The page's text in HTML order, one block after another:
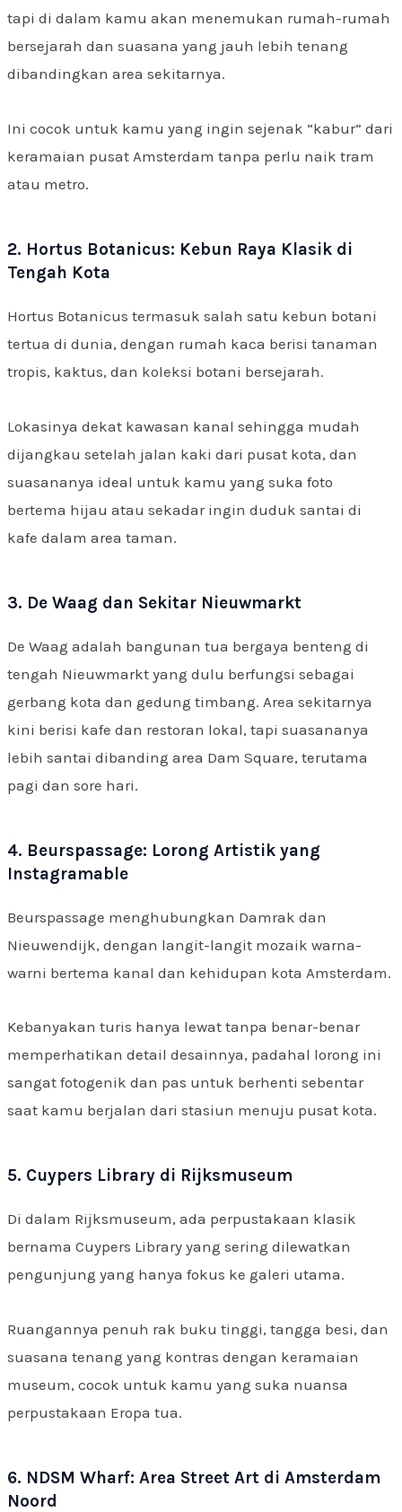
tapi di dalam kamu akan menemukan rumah-rumah
bersejarah dan suasana yang jauh lebih tenang
dibandingkan area sekitarnya.
Ini cocok untuk kamu yang ingin sejenak “kabur” dari
keramaian pusat Amsterdam tanpa perlu naik tram
atau metro.
2. Hortus Botanicus: Kebun Raya Klasik di
Tengah Kota
Hortus Botanicus termasuk salah satu kebun botani
tertua di dunia, dengan rumah kaca berisi tanaman
tropis, kaktus, dan koleksi botani bersejarah.
Lokasinya dekat kawasan kanal sehingga mudah
dijangkau setelah jalan kaki dari pusat kota, dan
suasananya ideal untuk kamu yang suka foto
bertema hijau atau sekadar ingin duduk santai di
kafe dalam area taman.
3. De Waag dan Sekitar Nieuwmarkt
De Waag adalah bangunan tua bergaya benteng di
tengah Nieuwmarkt yang dulu berfungsi sebagai
gerbang kota dan gedung timbang. Area sekitarnya
kini berisi kafe dan restoran lokal, tapi suasananya
lebih santai dibanding area Dam Square, terutama
pagi dan sore hari.
4. Beurspassage: Lorong Artistik yang
Instagramable
Beurspassage menghubungkan Damrak dan
Nieuwendijk, dengan langit-langit mozaik warna-
warni bertema kanal dan kehidupan kota Amsterdam.
Kebanyakan turis hanya lewat tanpa benar-benar
memperhatikan detail desainnya, padahal lorong ini
sangat fotogenik dan pas untuk berhenti sebentar
saat kamu berjalan dari stasiun menuju pusat kota.
5. Cuypers Library di Rijksmuseum
Di dalam Rijksmuseum, ada perpustakaan klasik
bernama Cuypers Library yang sering dilewatkan
pengunjung yang hanya fokus ke galeri utama.
Ruangannya penuh rak buku tinggi, tangga besi, dan
suasana tenang yang kontras dengan keramaian
museum, cocok untuk kamu yang suka nuansa
perpustakaan Eropa tua.
6. NDSM Wharf: Area Street Art di Amsterdam
Noord